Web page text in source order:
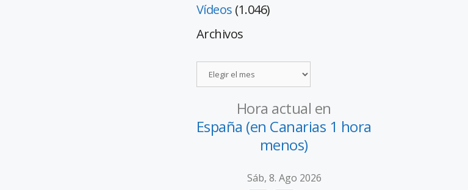
Vídeos (1.046)
Archivos
Hora actual en
España (en Canarias 1 hora
menos)